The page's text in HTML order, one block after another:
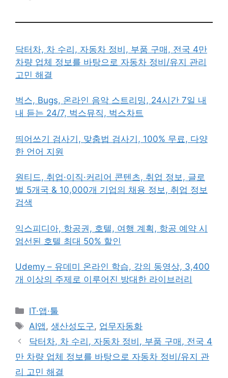
닥터차, 차 수리, 자동차 정비, 부품 구매, 전국 4만
차량 업체 정보를 바탕으로 자동차 정비/유지 관리
고민 해결
벅스, Bugs, 온라인 음악 스트리밍, 24시간 7일 내
내 듣는 24/7, 벅스뮤직, 벅스차트
띄어쓰기 검사기, 맞춤법 검사기, 100% 무료, 다양
한 언어 지원
원티드, 취업·이직·커리어 콘텐츠, 취업 정보, 글로
벌 5개국 & 10,000개 기업의 채용 정보, 취업 정보
검색
익스피디아, 항공권, 호텔, 여행 계획, 항공 예약 시
엄선된 호텔 최대 50% 할인
Udemy – 유데미 온라인 학습, 강의 동영상, 3,400
개 이상의 주제로 이루어진 방대한 라이브러리
카
테
리
IT·앱·툴
태
그
AI앱,생산성도구, 업무자동화
닥터차, 차 수리, 자동차 정비, 부품 구매, 전국 4
만 차량 업체 정보를 바탕으로 자동차 정비/유지 관
리 고민 해결